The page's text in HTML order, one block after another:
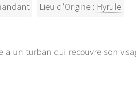
Lieu d'Origine : Hyrule
un turban qui recouvre son